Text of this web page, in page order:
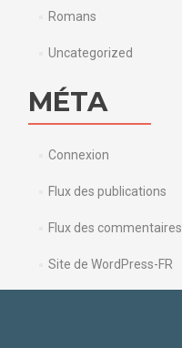
Romans
Uncategorized
MÉTA
Connexion
Flux des publications
Flux des commentaires
Site de WordPress-FR